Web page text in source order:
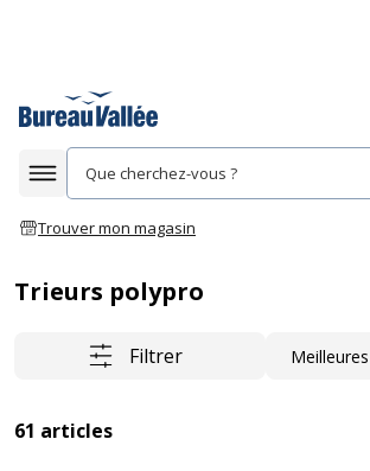
Afficher la navigation
Trouver mon magasin
Trieurs polypro
Filtrer Trier
61 articles